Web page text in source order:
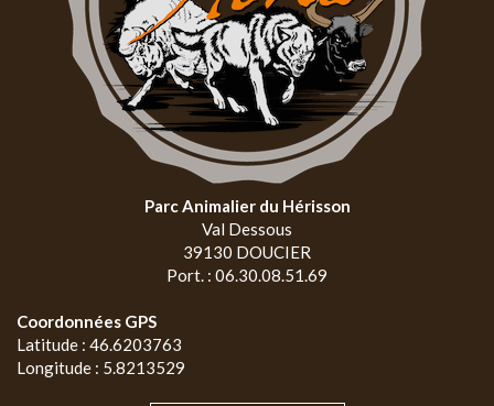
Parc Animalier du Hérisson
Val Dessous
39130 DOUCIER
Port. : 06.30.08.51.69
Coordonnées GPS
Latitude : 46.6203763
Longitude : 5.8213529